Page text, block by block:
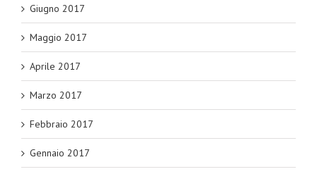
Giugno 2017
Maggio 2017
Aprile 2017
Marzo 2017
Febbraio 2017
Gennaio 2017